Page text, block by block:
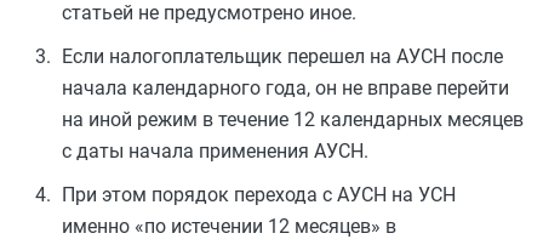
статьей не предусмотрено иное.
Если налогоплательщик перешел на АУСН после
начала календарного года, он не вправе перейти
на иной режим в течение 12 календарных месяцев
с даты начала применения АУСН.
При этом порядок перехода с АУСН на УСН
именно «по истечении 12 месяцев» в